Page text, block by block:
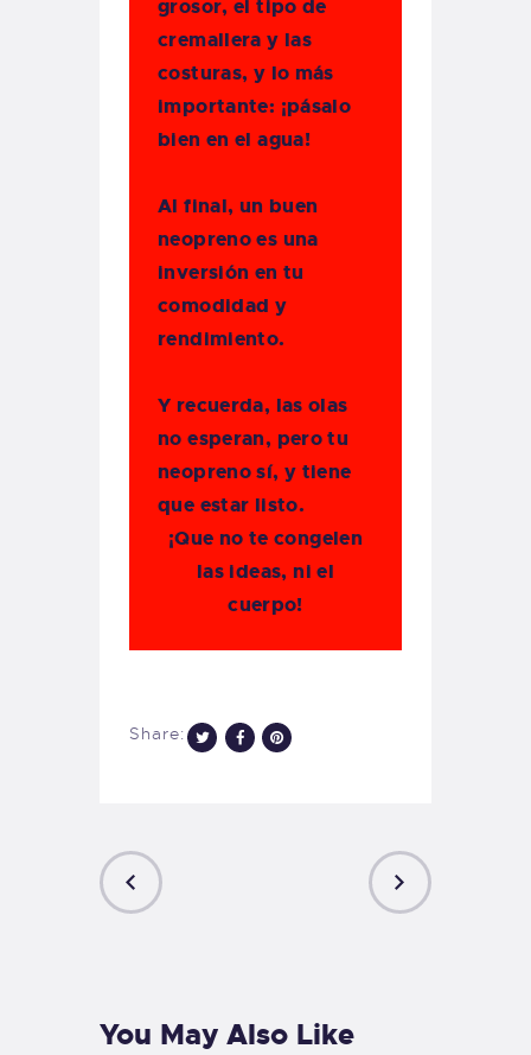
grosor, el tipo de
cremallera y las
costuras, y lo más
importante: ¡pásalo
bien en el agua!
Al final, un buen
neopreno es una
inversión en tu
comodidad y
rendimiento.
Y recuerda, las olas
no esperan, pero tu
neopreno sí, y tiene
que estar listo.
¡Que no te congelen
las ideas, ni el
cuerpo!
Share:
You May Also Like